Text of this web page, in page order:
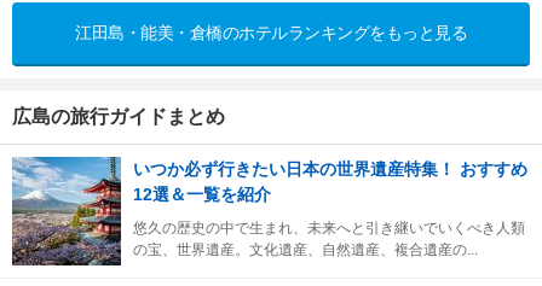
江田島・能美・倉橋のホテルランキングをもっと見る
広島の旅行ガイドまとめ
いつか必ず行きたい日本の世界遺産特集！ おすすめ
12選＆一覧を紹介
悠久の歴史の中で生まれ、未来へと引き継いでいくべき人類
の宝、世界遺産。文化遺産、自然遺産、複合遺産の...